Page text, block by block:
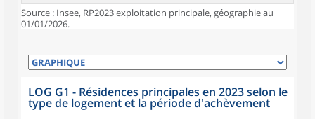
Source : Insee, RP2023 exploitation principale, géographie au
01/01/2026.
LOG G1 - Résidences principales en 2023 selon le
type de logement et la période d'achèvement